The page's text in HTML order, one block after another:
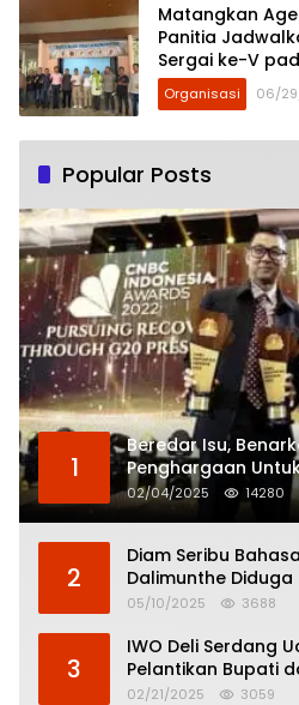
Matangkan
Panitia
Sergai ke-V
Organisasi 06/
Popular Posts
1
Beredar Isu,
Penghargaan
02/04/2025 14280
2
Diam Seribu
Dalimunthe
05/10/2025 3688
3
IWO Deli Serdang
Pelantikan Bupati
Serdang
02/21/2025 3059